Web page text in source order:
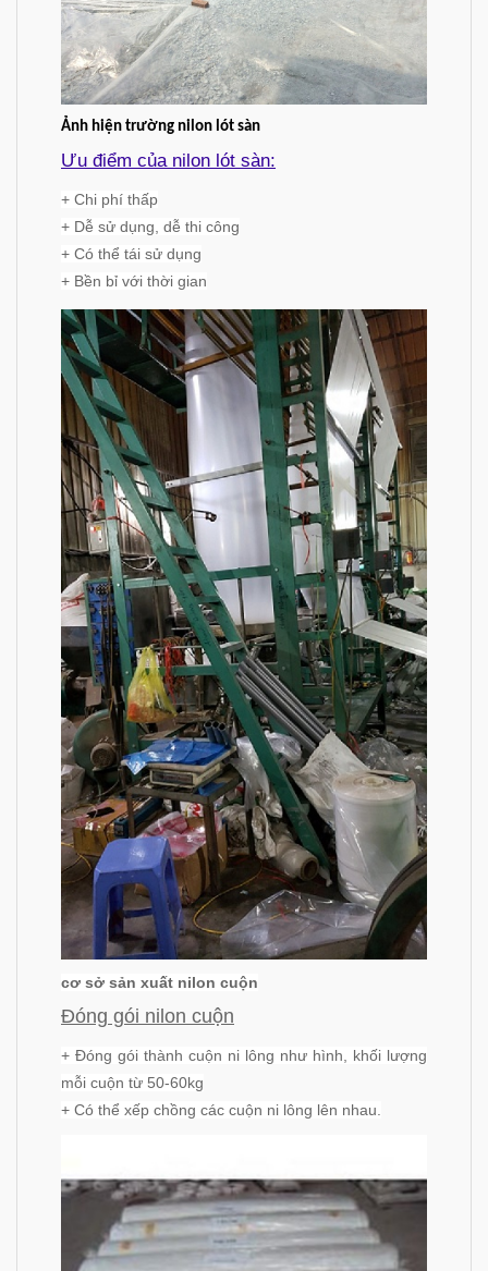
Ảnh hiện trường nilon lót sàn
Ưu điểm của nilon lót sàn:
+ Chi phí thấp
+ Dễ sử dụng, dễ thi công
+ Có thể tái sử dụng
+ Bền bỉ với thời gian
cơ sở sản xuất nilon cuộn
Đóng gói nilon cuộn
+ Đóng gói thành cuộn ni lông như hình, khối lượng
mỗi cuộn từ 50-60kg
+ Có thể xếp chồng các cuộn ni lông lên nhau.